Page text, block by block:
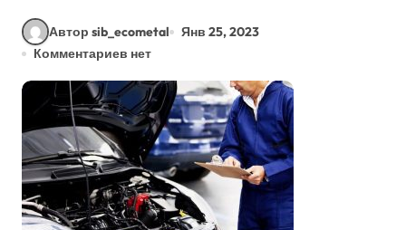
Автор sib_ecometal
Янв 25, 2023
Комментариев нет